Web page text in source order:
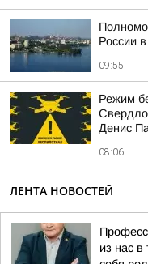
России
09:55
Режим
Денис
08:06
ЛЕНТА НОВОСТЕЙ
из нас